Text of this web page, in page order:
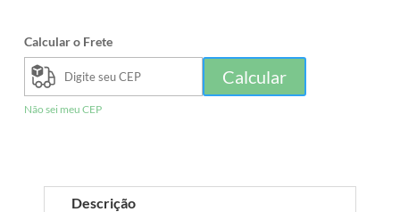
quantidade
Calcular o Frete
Calcular
Não sei meu CEP
Descrição